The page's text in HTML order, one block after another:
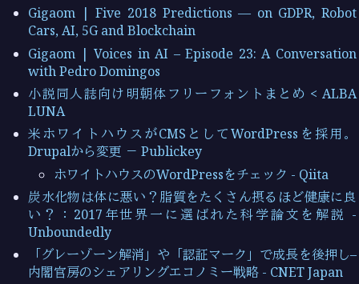
Gigaom | Five 2018 Predictions — on GDPR, Robot
Cars, AI, 5G and Blockchain
Gigaom | Voices in AI – Episode 23: A Conversation
with Pedro Domingos
小説同人誌向け明朝体フリーフォントまとめ < ALBA
LUNA
米ホワイトハウスがCMSとしてWordPressを採用。
Drupalから変更 － Publickey
ホワイトハウスのWordPressをチェック - Qiita
炭水化物は体に悪い？脂質をたくさん摂るほど健康に良
い？：2017年世界一に選ばれた科学論文を解説 -
Unboundedly
「グレーゾーン解消」や「認証マーク」で成長を後押し–
内閣官房のシェアリングエコノミー戦略 - CNET Japan